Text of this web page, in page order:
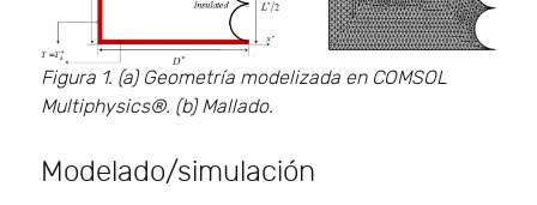
Figura 1. (a) Geometría modelizada en COMSOL
Multiphysics®. (b) Mallado.
Modelado/simulación